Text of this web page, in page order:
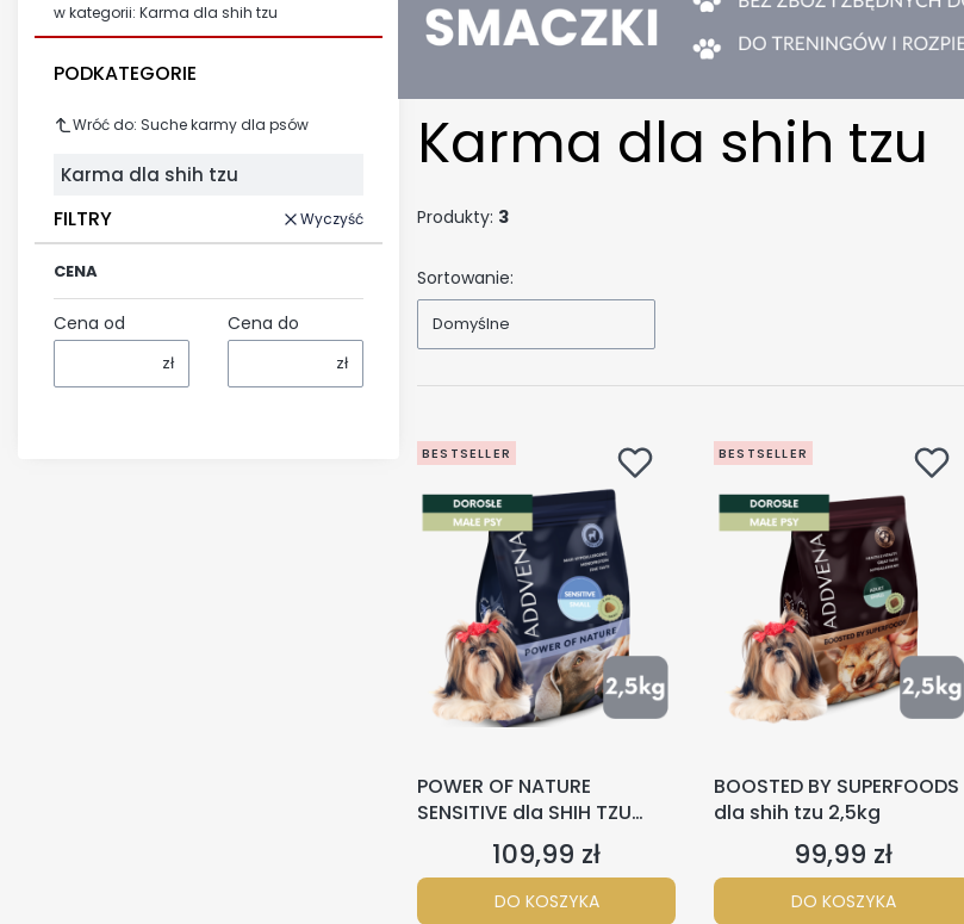
w kategorii: Karma dla shih tzu
PODKATEGORIE
Wróć do: Suche karmy dla psów
Karma dla shih tzu
FILTRY Wyczyść
CENA
Cena od
zł
Cena do
zł
Karma dla shih tzu
Produkty: 3
Sortowanie:
Domyślne
BESTSELLER
POWER OF NATURE
SENSITIVE dla SHIH TZU
Cena
109,99 zł
DO KOSZYKA
BESTSELLER
BOOSTED BY SUPERFOODS
dla shih tzu 2,5kg
Cena
99,99 zł
DO KOSZYKA